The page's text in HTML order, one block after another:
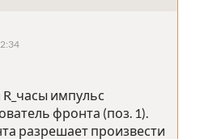
импульс
фронта (поз. 1).
разрешает произвести